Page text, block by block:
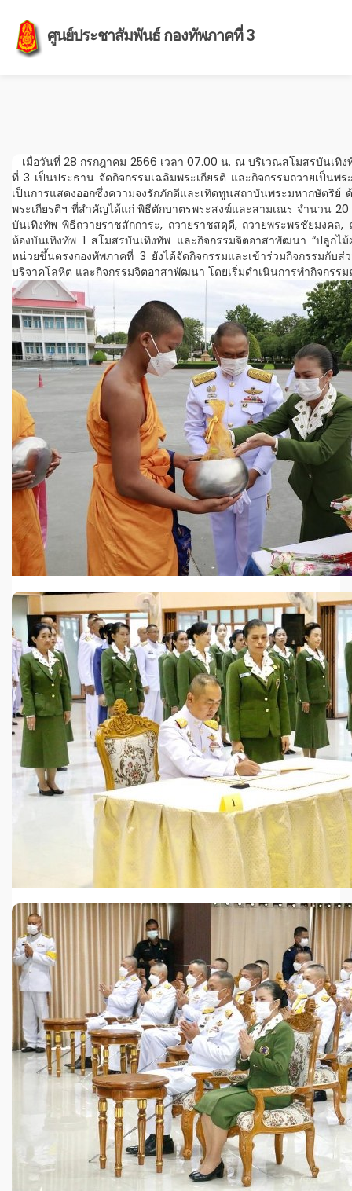
ศูนย์ประชาสัมพันธ์ กองทัพภาคที่ 3
เมื่อวันที่ 28 กรกฎาคม 2566 เวลา 07.00 น. ณ บริเวณสโมสรบันเทิ
ที่ 3 เป็นประธาน จัดกิจกรรมเฉลิมพระเกียรติ และกิจกรรมถวายเป็น
เป็นการแสดงออกซึ่งความจงรักภักดีและเทิดทูนสถาบันพระมหากษัตริ
พระเกียรติฯ ที่สำคัญได้แก่ พิธีตักบาตรพระสงฆ์และสามเณร จำนวน
บันเทิงทัพ พิธีถวายราชสักการะ, ถวายราชสดุดี, ถวายพระพรชัยมงค
ห้องบันเทิงทัพ 1 สโมสรบันเทิงทัพ และกิจกรรมจิตอาสาพัฒนา “ปลูก
หน่วยขึ้นตรงกองทัพภาคที่ 3 ยังได้จัดกิจกรรมและเข้าร่วมกิจกรรมกั
บริจาคโลหิต และกิจกรรมจิตอาสาพัฒนา โดยเริ่มดำเนินการทำกิจกรร